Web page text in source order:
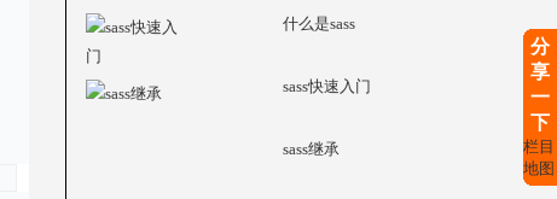
什么是sass
sass快速入门
sass继承
分
享
一
下
栏目
地图